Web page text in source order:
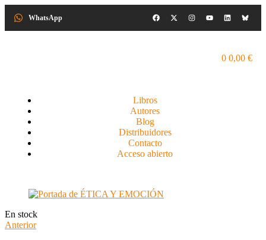
WhatsApp
0 0,00 €
Libros
Autores
Blog
Distribuidores
Contacto
Acceso abierto
En stock
Anterior